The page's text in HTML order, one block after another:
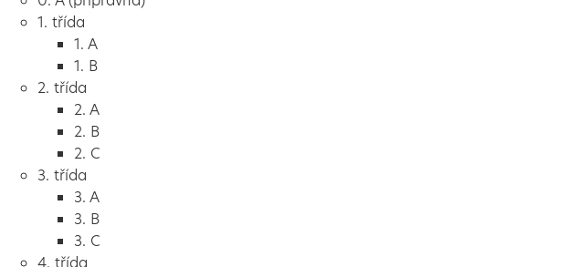
1. třída
1. A
1. B
2. třída
2. A
2. B
2. C
3. třída
3. A
3. B
3. C